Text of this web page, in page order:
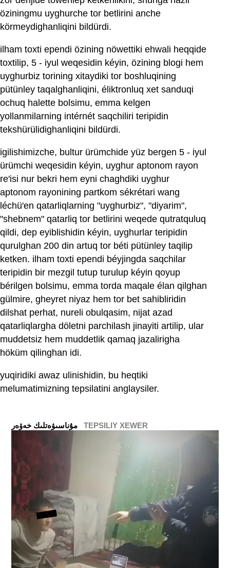
öziningmu uyghurche tor betlirini anche
körmeydighanliqini bildürdi.
ilham toxti ependi özining nöwettiki ehwali heqqide
toxtilip, 5 - iyul weqesidin kéyin, özining blogi hem
uyghurbiz torining xitaydiki tor boshluqining
pütünley taqalghanliqini, éliktronluq xet sanduqi
ochuq halette bolsimu, emma kelgen
yollanmilarning intérnét saqchiliri teripidin
tekshürülidighanliqini bildürdi.
igilishimizche, bultur ürümchide yüz bergen 5 - iyul
ürümchi weqesidin kéyin, uyghur aptonom rayon
re'isi nur bekri hem eyni chaghdiki uyghur
aptonom rayonining partkom sékrétari wang
léchü'en qatarliqlarning "uyghurbiz", "diyarim",
"shebnem" qatarliq tor betlirini weqede qutratquluq
qildi, dep eyiblishidin kéyin, uyghurlar teripidin
qurulghan 200 din artuq tor béti pütünley taqilip
ketken. ilham toxti ependi béyjingda saqchilar
teripidin bir mezgil tutup turulup kéyin qoyup
bérilgen bolsimu, emma torda maqale élan qilghan
gülmire, gheyret niyaz hem tor bet sahibliridin
dilshat perhat, nureli obulqasim, nijat azad
qatarliqlargha döletni parchilash jinayiti artilip, ular
muddetsiz hem muddetlik qamaq jazalirigha
höküm qilinghan idi.
yuqiridiki awaz ulinishidin, bu heqtiki
melumatimizning tepsilatini anglaysiler.
TEPSILIY XEWER